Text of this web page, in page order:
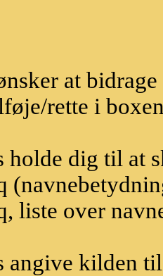
at
rette i
holde dig til at
liste over
angive kilden